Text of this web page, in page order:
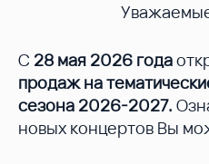
С 28 мая 2026 года
продаж на
сезона 2026-2027.
новых концертов Вы